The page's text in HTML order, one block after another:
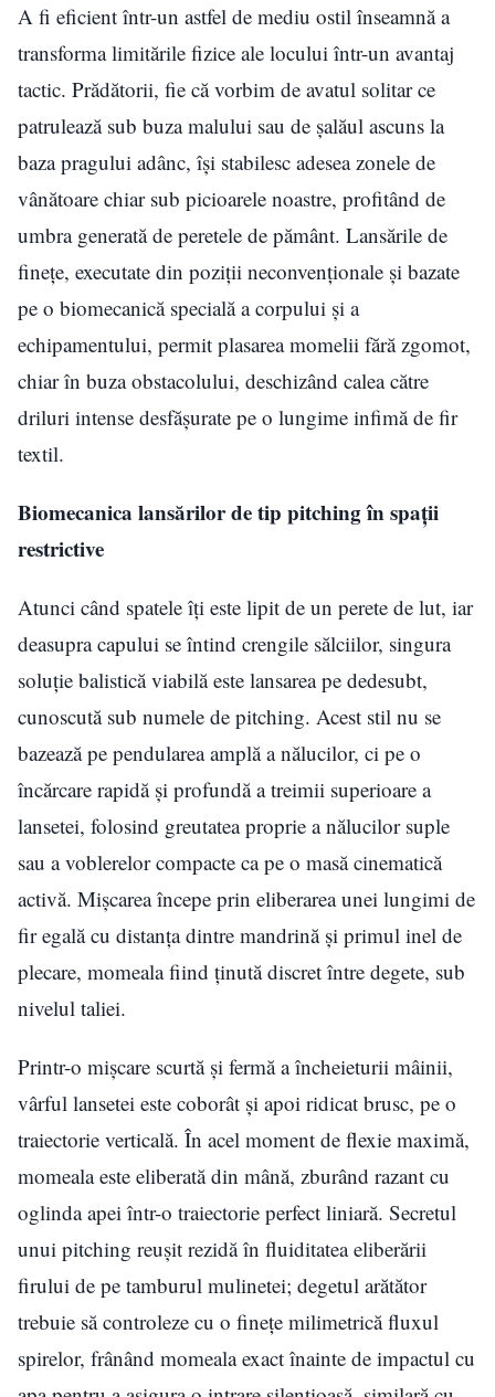
A fi eficient într-un astfel de mediu ostil înseamnă a
transforma limitările fizice ale locului într-un avantaj
tactic. Prădătorii, fie că vorbim de avatul solitar ce
patrulează sub buza malului sau de șalăul ascuns la
baza pragului adânc, își stabilesc adesea zonele de
vânătoare chiar sub picioarele noastre, profitând de
umbra generată de peretele de pământ. Lansările de
finețe, executate din poziții neconvenționale și bazate
pe o biomecanică specială a corpului și a
echipamentului, permit plasarea momelii fără zgomot,
chiar în buza obstacolului, deschizând calea către
driluri intense desfășurate pe o lungime infimă de fir
textil.
Biomecanica lansărilor de tip pitching în spații
restrictive
Atunci când spatele îți este lipit de un perete de lut, iar
deasupra capului se întind crengile sălciilor, singura
soluție balistică viabilă este lansarea pe dedesubt,
cunoscută sub numele de pitching. Acest stil nu se
bazează pe pendularea amplă a nălucilor, ci pe o
încărcare rapidă și profundă a treimii superioare a
lansetei, folosind greutatea proprie a nălucilor suple
sau a voblerelor compacte ca pe o masă cinematică
activă. Mișcarea începe prin eliberarea unei lungimi de
fir egală cu distanța dintre mandrină și primul inel de
plecare, momeala fiind ținută discret între degete, sub
nivelul taliei.
Printr-o mișcare scurtă și fermă a încheieturii mâinii,
vârful lansetei este coborât și apoi ridicat brusc, pe o
traiectorie verticală. În acel moment de flexie maximă,
momeala este eliberată din mână, zburând razant cu
oglinda apei într-o traiectorie perfect liniară. Secretul
unui pitching reușit rezidă în fluiditatea eliberării
firului de pe tamburul mulinetei; degetul arătător
trebuie să controleze cu o finețe milimetrică fluxul
spirelor, frânând momeala exact înainte de impactul cu